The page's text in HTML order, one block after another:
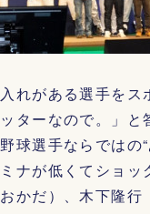
れがある選手をス
ターなので。」と
球選手ならではの
ナが低くてショッ
かだ）、木下隆行